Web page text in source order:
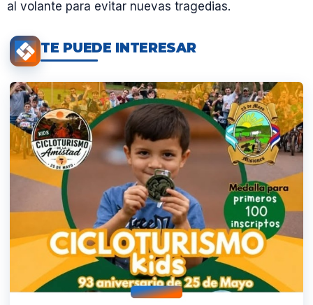
al volante para evitar nuevas tragedias.
TE PUEDE INTERESAR